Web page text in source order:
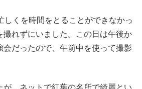
しくを時間をとることができなかっ
撮れずにいました。この日は午後か
会だったので、午前中を使って撮影
が、ネットで紅葉の名所で綺麗とい